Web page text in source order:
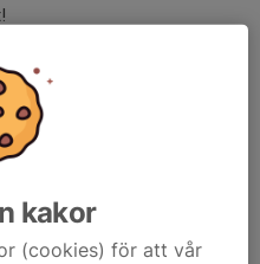
och efter den träningen
kakor
(cookies) för att vår